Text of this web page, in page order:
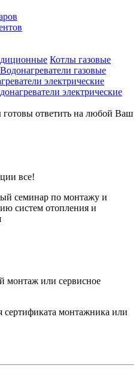
Котлы газовые
Водонагреватели газовые
электрические
электрические
ответить на любой Ваш
все!
семинар по монтажу и
систем отопления и
монтаж или сервисное
сертификата монтажника или